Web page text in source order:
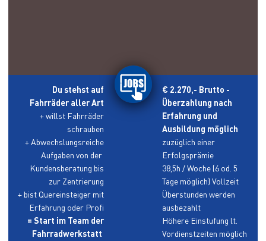
SKI- & SNOWBOARD SERVICE
BIKE-SERVICE
REGION
TYROL IN WINTER
TYROL IN SUMMER
BIKEWEGE
WANDERWEGE UND KLETTERSTEIGE
CONTACT
PREGENZER
BLOG
60 JAHRE SPORT PREGENZER
FAMILIENSACHE
JOBS
Du stehst auf
Fahrräder aller Art
+ willst Fahrräder
schrauben
+ Abwechslungsreiche
Aufgaben von der
Kundensberatung bis
zur Zentrierung
+ bist Quereinsteiger mit
Erfahrung oder Profi
= Start im Team der
Fahrradwerkstatt
€ 2.270,- Brutto -
Überzahlung nach
Erfahrung und
Ausbildung möglich
zuzüglich einer
Erfolgsprämie
38,5h / Woche (6 od. 5
Tage möglich) Vollzeit
Überstunden werden
ausbezahlt
Höhere Einstufung lt.
Vordienstzeiten möglich